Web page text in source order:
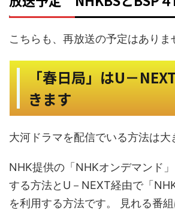
こちらも、再放送の予定はありま
「春日局」はU－
きます
大河ドラマを配信でいる方法は大
NHK提供の「NHKオンデマンド
する方法とU－NEXT経由で「
を利用する方法です。 見れる番